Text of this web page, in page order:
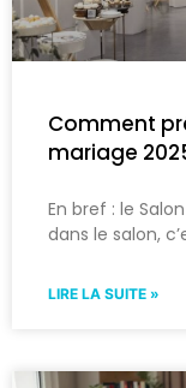
Comment
mariage
En bref : le
dans le salon,
LIRE LA SUITE »